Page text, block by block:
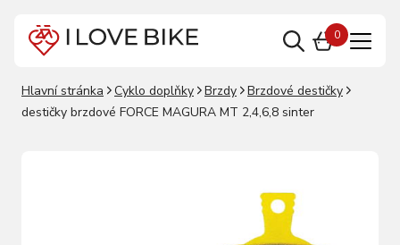
0
Hlavní stránka Cyklo doplňky Brzdy
Brzdové destičky
destičky brzdové FORCE MAGURA MT 2,4,6,8 sinter